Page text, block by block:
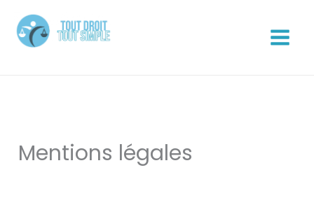
contenu
Mentions légales